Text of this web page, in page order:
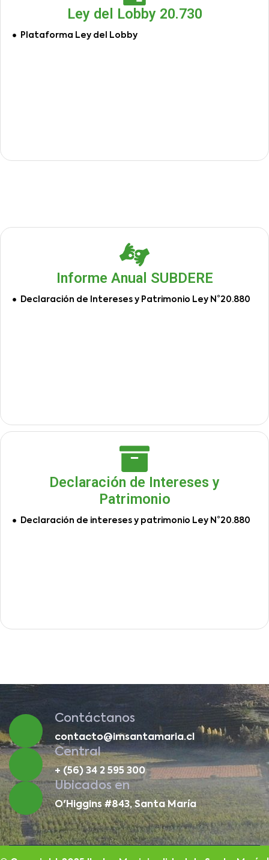
Ley del Lobby 20.730
Plataforma Ley del Lobby
Informe Anual SUBDERE
Declaración de Intereses y Patrimonio Ley N°20.880
Declaración de Intereses y
Patrimonio
Declaración de intereses y patrimonio Ley N°20.880
Contáctanos
contacto@imsantamaria.cl
Central
+ (56) 34 2 595 300
Ubicados en
O'Higgins #843, Santa María